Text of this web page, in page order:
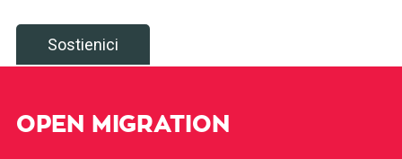
Sostienici
OPEN MIGRATION